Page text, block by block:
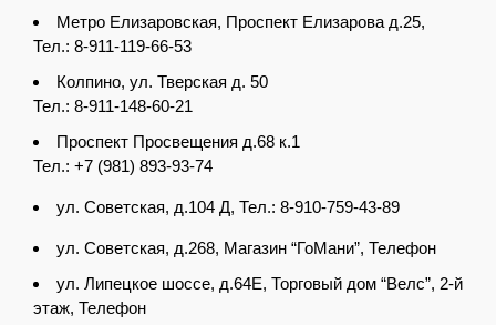
Метро Елизаровская, Проспект Елизарова д.25,
Тел.: 8-911-119-66-53
Колпино, ул. Тверская д. 50
Тел.: 8-911-148-60-21
Проспект Просвещения д.68 к.1
Тел.: +7 (981) 893-93-74
ул. Советская, д.104 Д, Тел.: 8-910-759-43-89
ул. Советская, д.268, Магазин “ГоМани”, Телефон
ул. Липецкое шоссе, д.64Е, Торговый дом “Велс”, 2-й
этаж, Телефон